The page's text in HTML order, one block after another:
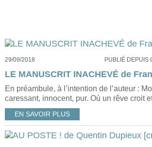
29/09/2018 PUBLIÉ DEPUIS
LE MANUSCRIT INACHEVÉ de
En préambule, à l’intention de l’auteur :
caressant, innocent, pur. Où un rêve croit
EN SAVOIR PLUS